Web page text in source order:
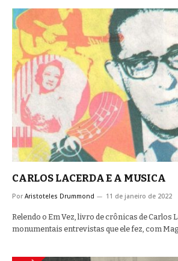
CARLOS LACERDA E A MUSICA
Por Aristoteles Drummond 11 de janeiro de 2022
Relendo o Em Vez, livro de crônicas de Carlos
monumentais entrevistas que ele fez, com